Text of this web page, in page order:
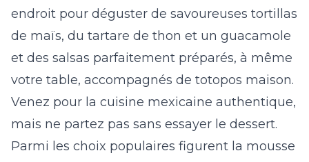
endroit pour déguster de savoureuses tortillas
de maïs, du tartare de thon et un guacamole
et des salsas parfaitement préparés, à même
votre table, accompagnés de totopos maison.
Venez pour la cuisine mexicaine authentique,
mais ne partez pas sans essayer le dessert.
Parmi les choix populaires figurent la mousse